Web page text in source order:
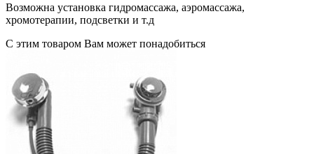
Возможна установка гидромассажа, аэромассажа,
хромотерапии, подсветки и т.д
С этим товаром Вам может понадобиться